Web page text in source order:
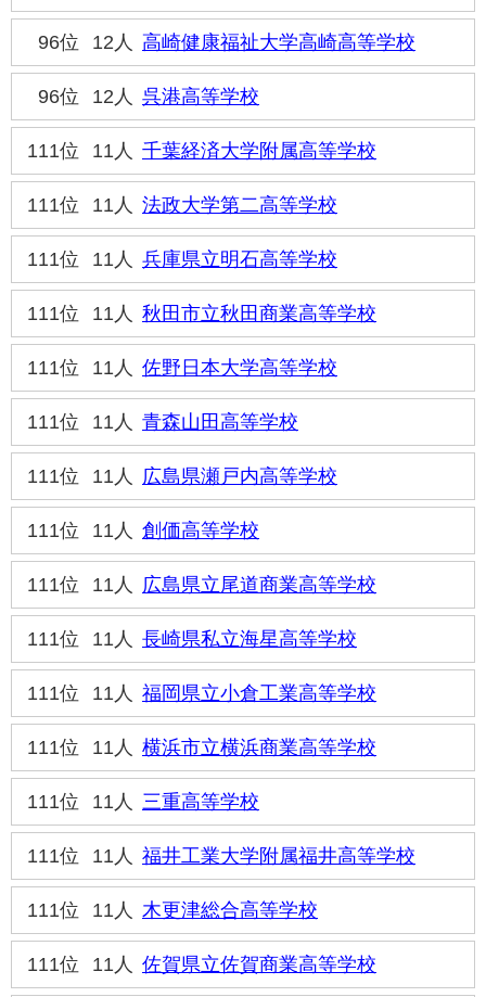
96位 12人 高崎健康福祉大学高崎高等学校
96位 12人 呉港高等学校
111位 11人 千葉経済大学附属高等学校
111位 11人 法政大学第二高等学校
111位 11人 兵庫県立明石高等学校
111位 11人 秋田市立秋田商業高等学校
111位 11人 佐野日本大学高等学校
111位 11人 青森山田高等学校
111位 11人 広島県瀬戸内高等学校
111位 11人 創価高等学校
111位 11人 広島県立尾道商業高等学校
111位 11人 長崎県私立海星高等学校
111位 11人 福岡県立小倉工業高等学校
111位 11人 横浜市立横浜商業高等学校
111位 11人 三重高等学校
111位 11人 福井工業大学附属福井高等学校
111位 11人 木更津総合高等学校
111位 11人 佐賀県立佐賀商業高等学校